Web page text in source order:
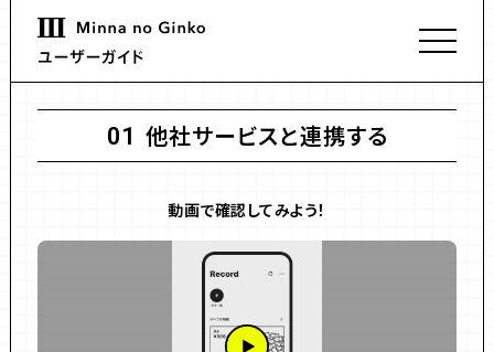
01 他社サービスと連携する
動画で確認してみよう！